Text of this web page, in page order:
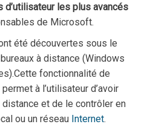
les plus avancés
de Microsoft.
été découvertes sous le
à distance (Windows
fonctionnalité de
à l’utilisateur d’avoir
et de le contrôler en
ou un réseau Internet.